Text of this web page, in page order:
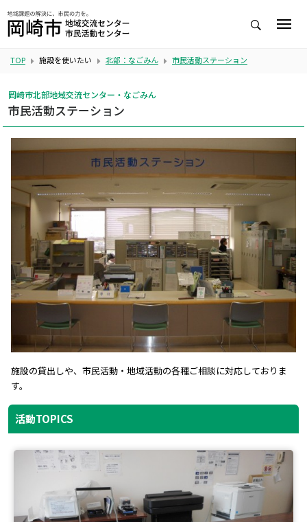
TOP 施設を使いたい 北部：なごみん 市民活動ステーション
岡崎市北部地域交流センター・なごみん
市民活動ステーション
施設の貸出しや、市民活動・地域活動の各種ご相談に対応しておりま
す。
活動TOPICS